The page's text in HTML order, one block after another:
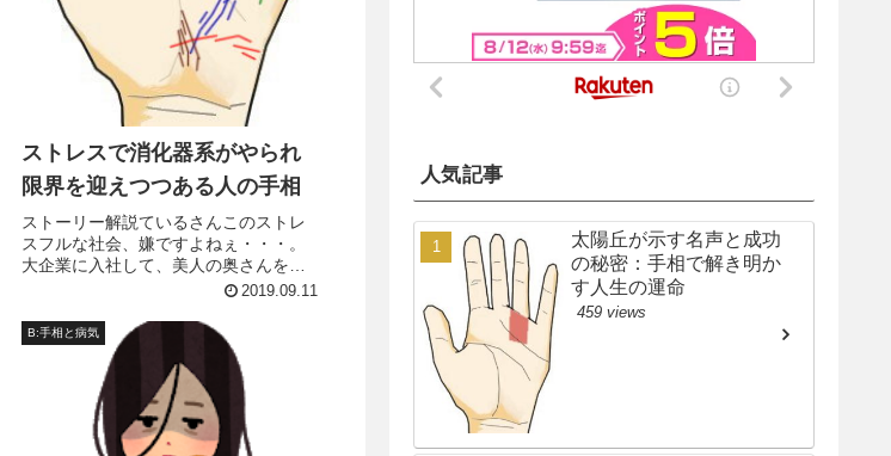
ストレスで消化器系がやられ
限界を迎えつつある人の手相
ストーリー解説ているさんこのストレ
スフルな社会、嫌ですよねぇ・・・。
大企業に入社して、美人の奥さんをも
らって、かわいい子供を育てて、新築
見ながら必死に勉強し、ストレス漬け
で社会に出たら、そこに待ち構えてい
2019.09.11
B:手相と病気
人気記事
太陽丘が示す名声と成功
の秘密：手相で解き明か
す人生の運命
459 views